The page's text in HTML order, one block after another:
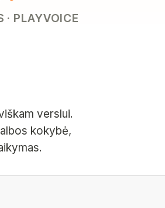
· PLAYVOICE
verslui.
kokybė,